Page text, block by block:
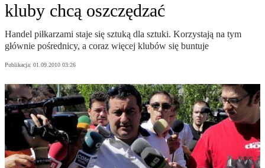
kluby chcą oszczędzać
Handel piłkarzami staje się sztuką dla sztuki. Korzystają na tym
głównie pośrednicy, a coraz więcej klubów się buntuje
Publikacja: 01.09.2010 03:26